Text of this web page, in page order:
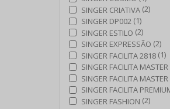
SINGER CRIATIVA (2)
SINGER DP002 (1)
SINGER ESTILO (2)
SINGER EXPRESSÃO (2)
SINGER FACILITA 2818 (1)
SINGER FACILITA
SINGER FACILITA
SINGER FACILITA
SINGER FASHION (2)